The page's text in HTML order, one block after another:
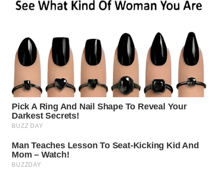
SUBANG
WN
SUKABUMI
WN
PURWAKARTA
PRIANGAN
TIMUR